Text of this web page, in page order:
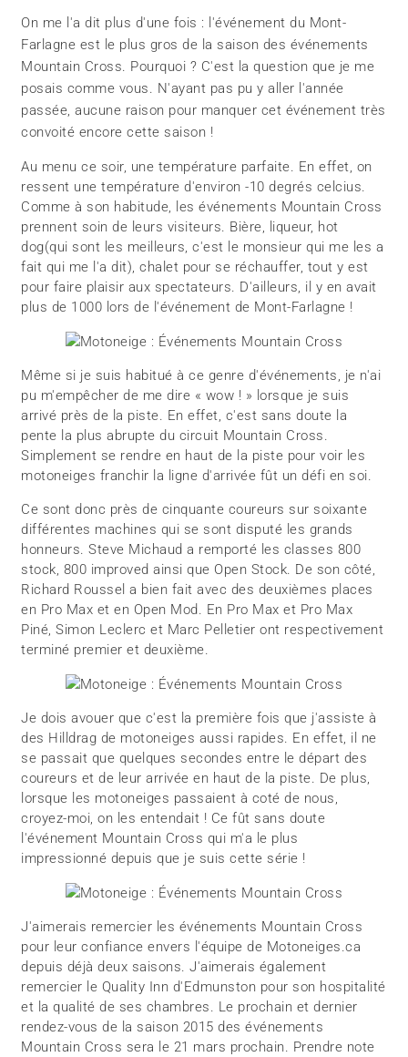
On me l'a dit plus d'une fois : l'événement du Mont-
Farlagne est le plus gros de la saison des événements
Mountain Cross. Pourquoi ? C'est la question que je me
posais comme vous. N'ayant pas pu y aller l'année
passée, aucune raison pour manquer cet événement très
convoité encore cette saison !
Au menu ce soir, une température parfaite. En effet, on
ressent une température d'environ -10 degrés celcius.
Comme à son habitude, les événements Mountain Cross
prennent soin de leurs visiteurs. Bière, liqueur, hot
dog(qui sont les meilleurs, c'est le monsieur qui me les a
fait qui me l'a dit), chalet pour se réchauffer, tout y est
pour faire plaisir aux spectateurs. D'ailleurs, il y en avait
plus de 1000 lors de l'événement de Mont-Farlagne !
Même si je suis habitué à ce genre d'événements, je n'ai
pu m'empêcher de me dire « wow ! » lorsque je suis
arrivé près de la piste. En effet, c'est sans doute la
pente la plus abrupte du circuit Mountain Cross.
Simplement se rendre en haut de la piste pour voir les
motoneiges franchir la ligne d'arrivée fût un défi en soi.
Ce sont donc près de cinquante coureurs sur soixante
différentes machines qui se sont disputé les grands
honneurs. Steve Michaud a remporté les classes 800
stock, 800 improved ainsi que Open Stock. De son côté,
Richard Roussel a bien fait avec des deuxièmes places
en Pro Max et en Open Mod. En Pro Max et Pro Max
Piné, Simon Leclerc et Marc Pelletier ont respectivement
terminé premier et deuxième.
Je dois avouer que c'est la première fois que j'assiste à
des Hilldrag de motoneiges aussi rapides. En effet, il ne
se passait que quelques secondes entre le départ des
coureurs et de leur arrivée en haut de la piste. De plus,
lorsque les motoneiges passaient à coté de nous,
croyez-moi, on les entendait ! Ce fût sans doute
l'événement Mountain Cross qui m'a le plus
impressionné depuis que je suis cette série !
J'aimerais remercier les événements Mountain Cross
pour leur confiance envers l'équipe de Motoneiges.ca
depuis déjà deux saisons. J'aimerais également
remercier le Quality Inn d'Edmunston pour son hospitalité
et la qualité de ses chambres. Le prochain et dernier
rendez-vous de la saison 2015 des événements
Mountain Cross sera le 21 mars prochain. Prendre note